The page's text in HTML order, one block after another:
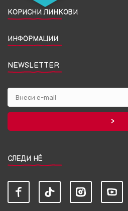
КОРИСНИ ЛИНКОВИ
ИНФОРМАЦИИ
NEWSLETTER
СЛЕДИ НЀ